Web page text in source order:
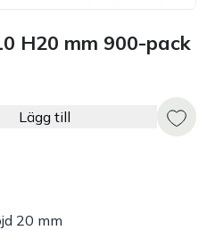
H20 mm 900-pack
Lägg till
20 mm